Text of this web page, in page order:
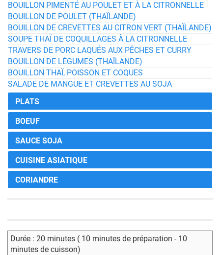
BOUILLON PIMENTÉ AU POULET ET À LA CITRONNELLE
BOUILLON DE POULET (THAÏLANDE)
BOUILLON DE CREVETTES AU CITRON VERT (THAÏLANDE)
SOUPE THAÏ DE COQUILLAGES À LA CITRONNELLE
TRAVERS DE PORC LAQUÉS AUX PÊCHES ET CURRY
BOUILLON DE LÉGUMES (THAÏLANDE)
BOUILLON THAÏ, POISSON ET COQUES
SALADE DE MANGUE ET CREVETTES AU SOJA
PLATS
BOEUF
SAUCE SOJA
CUISINE ASIATIQUE
CORIANDRE
Durée : 20 minutes ( 10 minutes de préparation - 10
minutes de cuisson)